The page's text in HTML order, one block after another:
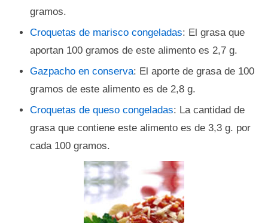
gramos.
Croquetas de marisco congeladas: El grasa que
aportan 100 gramos de este alimento es 2,7 g.
Gazpacho en conserva: El aporte de grasa de 100
gramos de este alimento es de 2,8 g.
Croquetas de queso congeladas: La cantidad de
grasa que contiene este alimento es de 3,3 g. por
cada 100 gramos.